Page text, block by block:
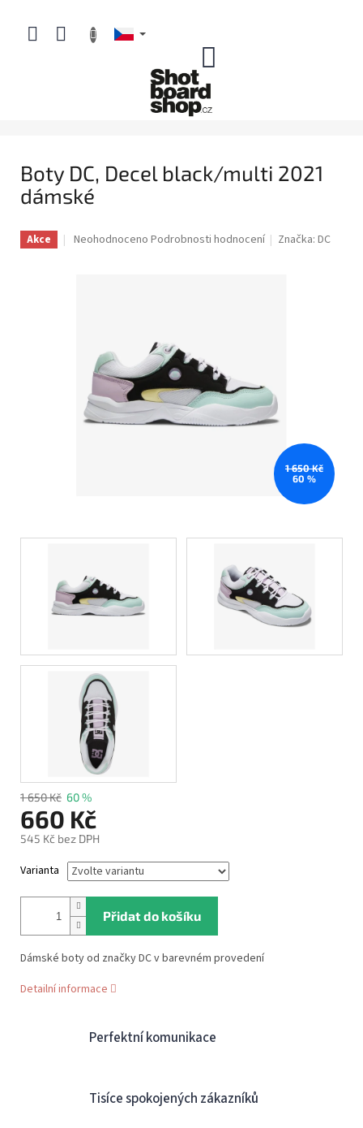
obsah
Boty DC, Decel black/multi 2021
dámské
Akce
Průměrné
Neohodnoceno Podrobnosti hodnocení Značka:DC
1 650 Kč
60 %
1 650 Kč 60 %
660 Kč
545 Kč bez DPH
cena:
Varianta
Přidat do košíku
Dámské boty od značky DC v barevném provedení
Detailní informace
Perfektní komunikace
Tisíce spokojených zákazníků